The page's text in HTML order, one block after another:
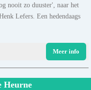
nooit zo duuster', naar het
Lefers. Een hedendaags
Meer info
Heurne